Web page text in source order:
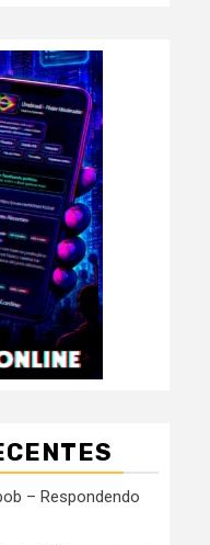
– Respondendo